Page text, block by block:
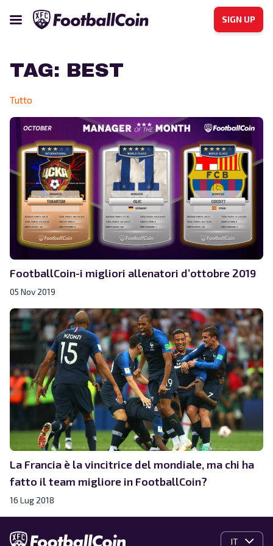
SIGN UP
TAG: BEST
Tutto
FootballCoin-i migliori allenatori d’ottobre 2019
05 Nov 2019
La Francia è la vincitrice del mondiale, ma chi ha
fatto il team migliore in FootballCoin?
16 Lug 2018
IT